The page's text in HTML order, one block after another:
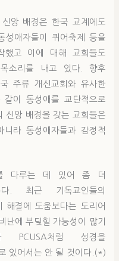
앙 배경은 한국 교계에도
성애자들이 퀴어축제 등을
했고 이에 대해 교회들도
소리를 내고 있다. 향후
주류 개신교회와 유사한
이 동성애를 교단적으로
신앙 배경을 갖는 교회들은
라 동성애자들과 감정적
다루는 데 있어 좀 더
다. 최근 기독교인들의
해결에 도움보다는 도리어
난에 부딪힐 가능성이 많기
PCUSA처럼 성경을
있어서는 안 될 것이다.(*)